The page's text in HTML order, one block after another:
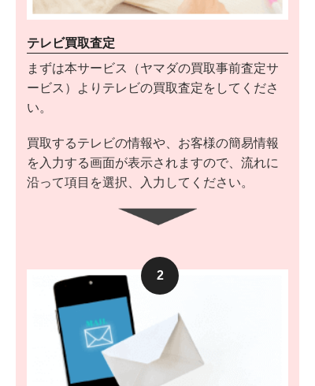
テレビ買取査定
まずは本サービス（ヤマダの買取事前査定サ
ービス）よりテレビの買取査定をしてくださ
い。
買取するテレビの情報や、お客様の簡易情報
を入力する画面が表示されますので、流れに
沿って項目を選択、入力してください。